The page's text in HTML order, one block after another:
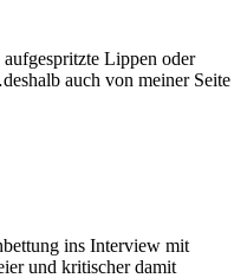
Lippen oder
auch von meiner Seite
ins Interview mit
und kritischer damit